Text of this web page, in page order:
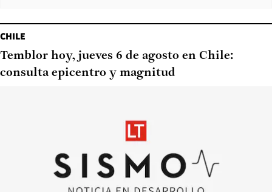
CHILE
Temblor hoy, jueves 6 de agosto en Chile:
consulta epicentro y magnitud